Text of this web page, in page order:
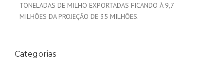
TONELADAS DE MILHO EXPORTADAS FICANDO À 9,7
MILHÕES DA PROJEÇÃO DE 35 MILHÕES.
Categorias